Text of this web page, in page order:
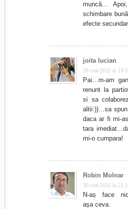
muncă…
schimbare
efecte
joita lucian
28 mai 2011 la
Pai…m-am
renunt la
si sa
altii:))…sa
daca ar fi mi-
tara
mi-o cumpara!
Robin Molnar
30 mai 2011 la
N-aș face
așa ceva.